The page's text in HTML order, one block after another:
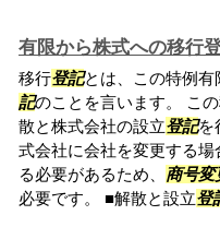
有限から株式への移行
移行登記とは、この特例有
記のことを言います。 こ
散と株式会社の設立登記を
式会社に会社を変更する
る必要があるため、 商号変
必要です。 ■解散と設立登